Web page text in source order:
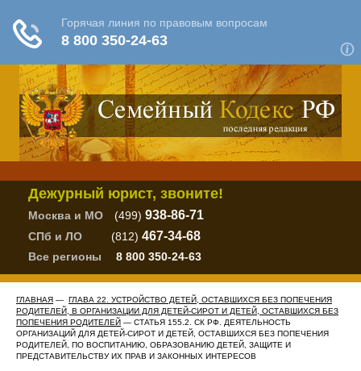
Дежурный юрист, звоните!
Москва и МО (499) 938-86-71
СПб и ЛО (812) 467-34-68
Все регионы 8 800 350-24-63
ГЛАВНАЯ — ГЛАВА 22. УСТРОЙСТВО ДЕТЕЙ, ОСТАВШИХСЯ БЕЗ ПОПЕЧЕНИЯ
РОДИТЕЛЕЙ, В ОРГАНИЗАЦИИ ДЛЯ ДЕТЕЙ-СИРОТ И ДЕТЕЙ, ОСТАВШИХСЯ БЕЗ
ПОПЕЧЕНИЯ РОДИТЕЛЕЙ — СТАТЬЯ 155.2. СК РФ. ДЕЯТЕЛЬНОСТЬ
ОРГАНИЗАЦИЙ ДЛЯ ДЕТЕЙ-СИРОТ И ДЕТЕЙ, ОСТАВШИХСЯ БЕЗ ПОПЕЧЕНИЯ
РОДИТЕЛЕЙ, ПО ВОСПИТАНИЮ, ОБРАЗОВАНИЮ ДЕТЕЙ, ЗАЩИТЕ И
ПРЕДСТАВИТЕЛЬСТВУ ИХ ПРАВ И ЗАКОННЫХ ИНТЕРЕСОВ